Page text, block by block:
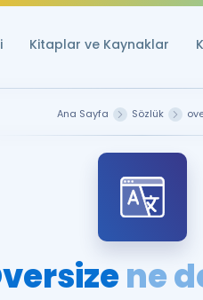
Kitaplar ve Kaynaklar
Ana Sayfa Sözlük
ne